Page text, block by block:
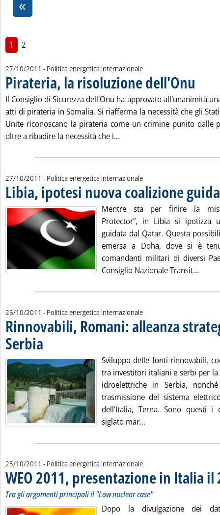
1 2
27/10/2011 - Politica energetica internazionale
Pirateria, la risoluzione dell'Onu
Il Consiglio di Sicurezza dell'Onu ha approvato all'unanimità
atti di pirateria in Somalia. Si riafferma la necessità che gli
Unite riconoscano la pirateria come un crimine punito dalle
oltre a ribadire la necessità che i...
27/10/2011 - Politica energetica internazionale
Libia, ipotesi nuova coalizione
Mentre sta per finire la
Protector”, in Libia si ipotizza
guidata dal Qatar. Questa
emersa a Doha, dove si è
comandanti militari di diversi
Consiglio Nazionale Transit...
26/10/2011 - Politica energetica internazionale
Rinnovabili, Romani: alleanza
Serbia
Sviluppo delle fonti rinnovabili,
tra investitori italiani e serbi per
idroelettriche in Serbia,
trasmissione del sistema
dell'Italia, Terna. Sono questi i
siglato mar...
25/10/2011 - Politica energetica internazionale
WEO 2011, presentazione in Italia
Tra gli argomenti principali il "Low nuclear case"
Dopo la divulgazione dei